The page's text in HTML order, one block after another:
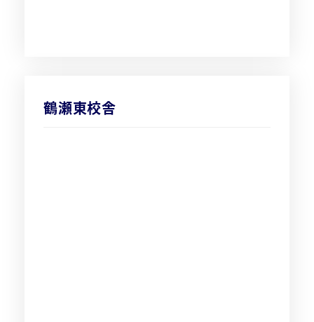
鶴瀬東校舎